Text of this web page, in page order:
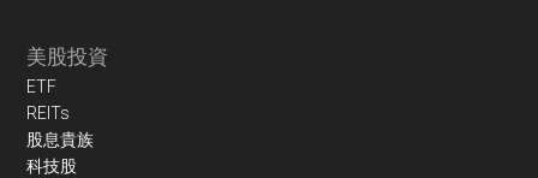
美股投資
ETF
REITs
股息貴族
科技股